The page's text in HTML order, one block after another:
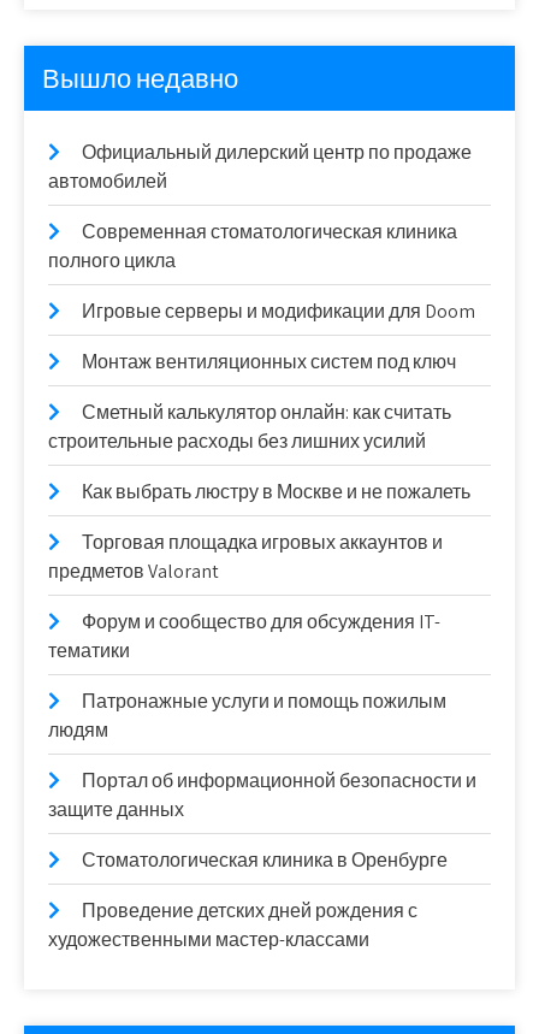
Вышло недавно
Официальный дилерский центр по продаже
автомобилей
Современная стоматологическая клиника
полного цикла
Игровые серверы и модификации для Doom
Монтаж вентиляционных систем под ключ
Сметный калькулятор онлайн: как считать
строительные расходы без лишних усилий
Как выбрать люстру в Москве и не пожалеть
Торговая площадка игровых аккаунтов и
предметов Valorant
Форум и сообщество для обсуждения IT-
тематики
Патронажные услуги и помощь пожилым
людям
Портал об информационной безопасности и
защите данных
Стоматологическая клиника в Оренбурге
Проведение детских дней рождения с
художественными мастер-классами